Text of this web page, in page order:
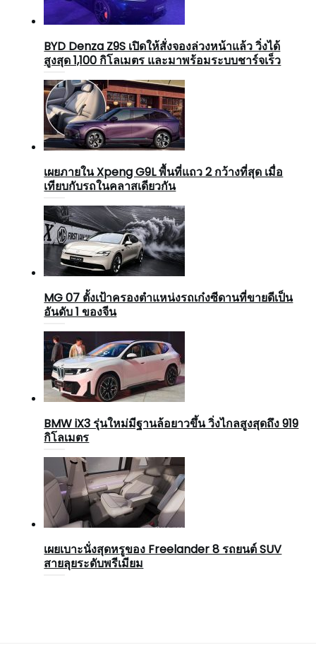
BYD Denza Z9S เปิดให้สั่งจองล่วงหน้าแล้ว วิ่งได้
สูงสุด 1,100 กิโลเมตร และมาพร้อมระบบชาร์จเร็ว
เผยภายใน Xpeng G9L พื้นที่แถว 2 กว้างที่สุด เมื่อ
เทียบกับรถในคลาสเดียวกัน
MG 07 ตั้งเป้าครองตำแหน่งรถเก๋งซีดานที่ขายดีเป็น
อันดับ 1 ของจีน
BMW iX3 รุ่นใหม่มีฐานล้อยาวขึ้น วิ่งไกลสูงสุดถึง 919
กิโลเมตร
เผยเบาะนั่งสุดหรูของ Freelander 8 รถยนต์ SUV
สายลุยระดับพรีเมียม